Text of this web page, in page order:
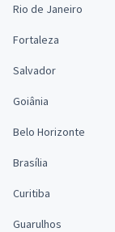
Rio de Janeiro
Fortaleza
Salvador
Goiânia
Belo Horizonte
Brasília
Curitiba
Guarulhos